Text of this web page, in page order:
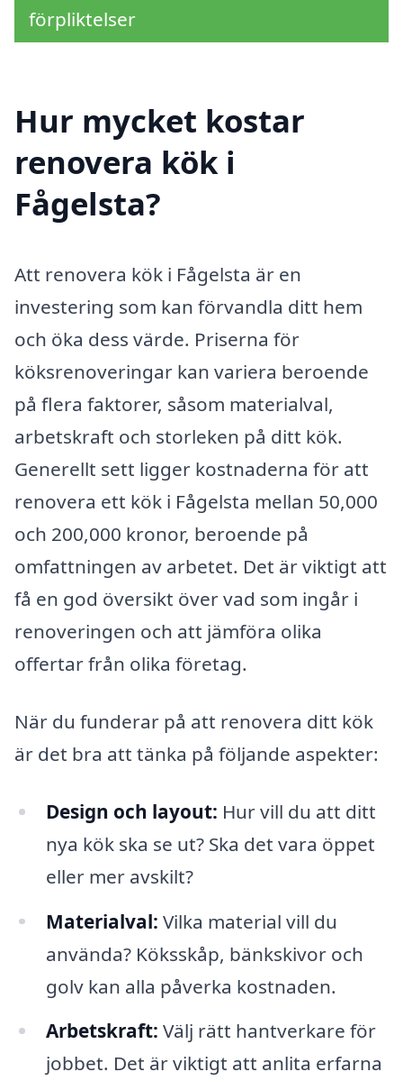
förpliktelser
Hur mycket kostar
renovera kök i
Fågelsta?
Att renovera kök i Fågelsta är en
investering som kan förvandla ditt hem
och öka dess värde. Priserna för
köksrenoveringar kan variera beroende
på flera faktorer, såsom materialval,
arbetskraft och storleken på ditt kök.
Generellt sett ligger kostnaderna för att
renovera ett kök i Fågelsta mellan 50,000
och 200,000 kronor, beroende på
omfattningen av arbetet. Det är viktigt att
få en god översikt över vad som ingår i
renoveringen och att jämföra olika
offertar från olika företag.
När du funderar på att renovera ditt kök
är det bra att tänka på följande aspekter:
Design och layout: Hur vill du att ditt
nya kök ska se ut? Ska det vara öppet
eller mer avskilt?
Materialval: Vilka material vill du
använda? Köksskåp, bänkskivor och
golv kan alla påverka kostnaden.
Arbetskraft: Välj rätt hantverkare för
jobbet. Det är viktigt att anlita erfarna